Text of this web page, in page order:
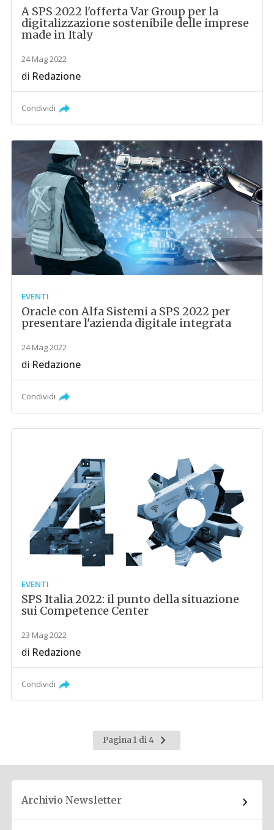
A SPS 2022 l'offerta Var Group per la
digitalizzazione sostenibile delle imprese
made in Italy
24 Mag 2022
di Redazione
Condividi
EVENTI
Oracle con Alfa Sistemi a SPS 2022 per
presentare l'azienda digitale integrata
24 Mag 2022
di Redazione
Condividi
EVENTI
SPS Italia 2022: il punto della situazione
sui Competence Center
23 Mag 2022
di Redazione
Condividi
Pagina 1 di 4
Pagina
successiva
Archivio Newsletter